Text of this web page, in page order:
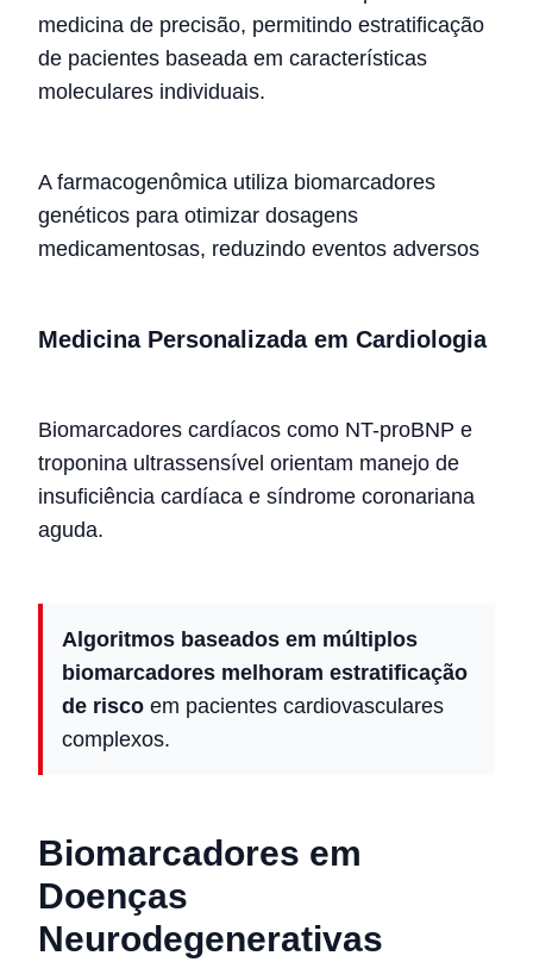
medicina de precisão, permitindo estratificação
de pacientes baseada em características
moleculares individuais.
A farmacogenômica utiliza biomarcadores
genéticos para otimizar dosagens
medicamentosas, reduzindo eventos adversos
Medicina Personalizada em Cardiologia
Biomarcadores cardíacos como NT-proBNP e
troponina ultrassensível orientam manejo de
insuficiência cardíaca e síndrome coronariana
aguda.
Algoritmos baseados em múltiplos
biomarcadores melhoram estratificação
de risco em pacientes cardiovasculares
complexos.
Biomarcadores em
Doenças
Neurodegenerativas